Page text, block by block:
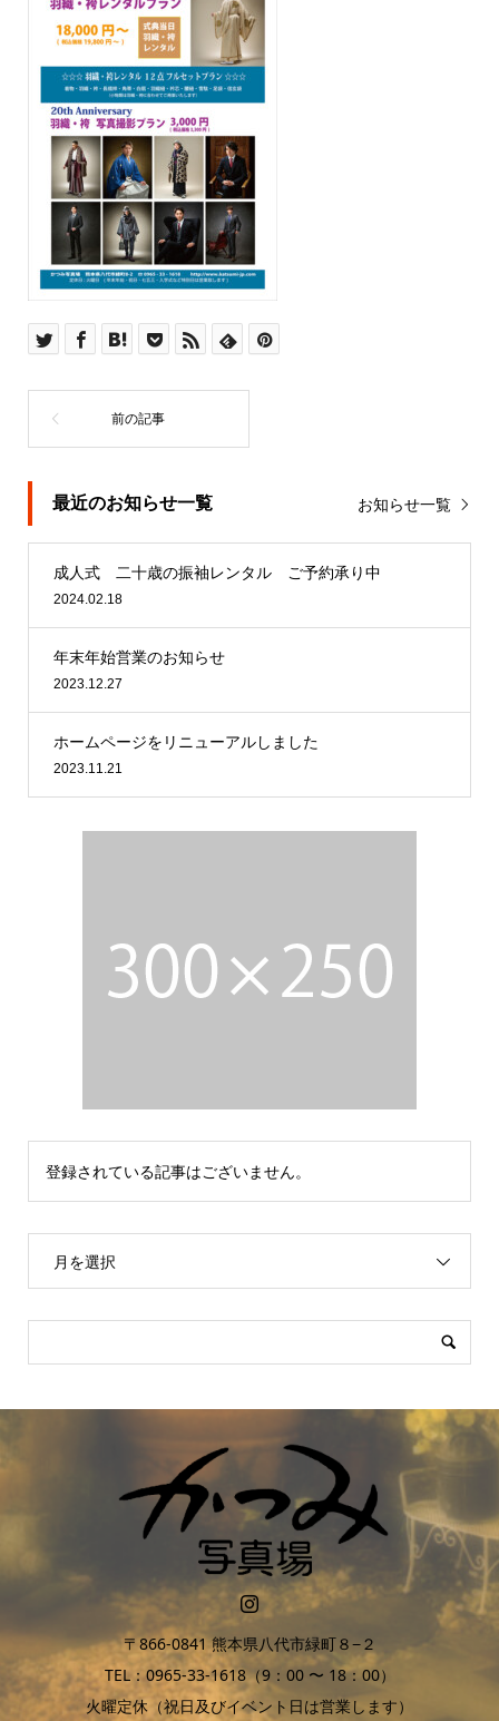
最近のお知らせ一覧 お知らせ一覧
成人式 二十歳の振袖レンタル ご予約承り中
2024.02.18
年末年始営業のお知らせ
2023.12.27
ホームページをリニューアルしました
2023.11.21
登録されている記事はございません。
月を選択
〒866-0841 熊本県八代市緑町８−２
TEL：0965-33-1618（9：00 〜 18：00）
火曜定休（祝日及びイベント日は営業します）